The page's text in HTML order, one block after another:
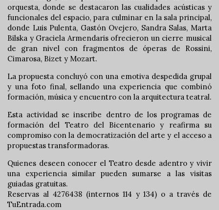
orquesta, donde se destacaron las cualidades acústicas y
funcionales del espacio, para culminar en la sala principal,
donde Luis Pulenta, Gastón Ovejero, Sandra Salas, Marta
Bilska y Graciela Armendaris ofrecieron un cierre musical
de gran nivel con fragmentos de óperas de Rossini,
Cimarosa, Bizet y Mozart.
La propuesta concluyó con una emotiva despedida grupal
y una foto final, sellando una experiencia que combinó
formación, música y encuentro con la arquitectura teatral.
Esta actividad se inscribe dentro de los programas de
formación del Teatro del Bicentenario y reafirma su
compromiso con la democratización del arte y el acceso a
propuestas transformadoras.
Quienes deseen conocer el Teatro desde adentro y vivir
una experiencia similar pueden sumarse a las visitas
guiadas gratuitas.
Reservas al 4276438 (internos 114 y 134) o a través de
TuEntrada.com